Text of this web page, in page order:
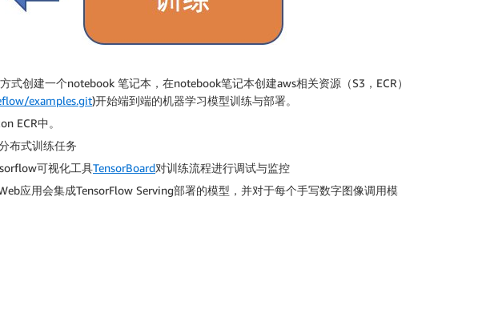
创建一个notebook 笔记本，在notebook笔记本创建aws相关资源（S3，ECR）
examples.git)开始端到端的机器学习模型训练与部署。
ECR中。
布式训练任务
可视化工具TensorBoard对训练流程进行调试与监控
应用会集成TensorFlow Serving部署的模型，并对于每个手写数字图像调用模